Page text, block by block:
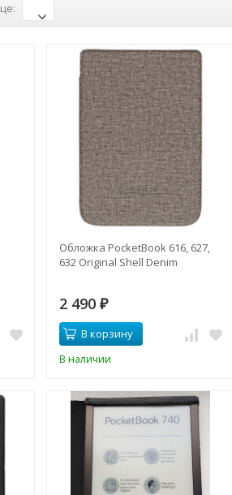
Обложка PocketBook 616, 627,
632 Original Shell Denim
2 490₽
В корзину
В наличии